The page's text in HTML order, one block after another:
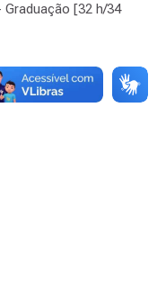
[32 h/34